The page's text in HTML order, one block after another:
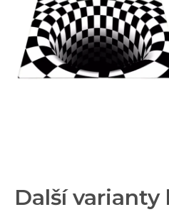
Rohožka kokosová
Rohožka gumová HONEY
Další